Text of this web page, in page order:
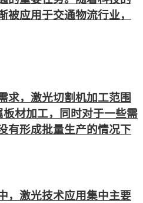
被应用于交通物流行业，
求，激光切割机加工范围
板材加工，同时对于一些需
有形成批量生产的情况下
，激光技术应用集中主要